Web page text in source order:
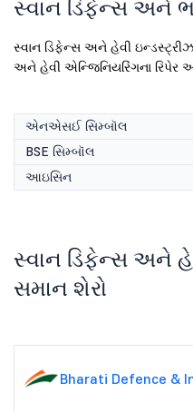
સ્વાન ડિફેન્સ અને
સ્વાન ડિફેન્સ અને હેવી
અને હેવી એન્જિનિયરિંગના રિપેર
એનએસઈ સિમ્બૉલ
BSE સિમ્બૉલ
આઇસિન
સ્વાન ડિફેન્સ અને
સમાન શેરો
Bharati Defence &